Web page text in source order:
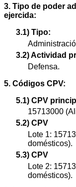
3. Tipo de poder
ejercida:
3.1) Tipo:
3.2) Actividad
Defensa.
5. Códigos CPV:
5.1) CPV
15713000
5.2) CPV
Lote 1:
domésticos).
5.3) CPV
Lote 2:
domésticos).